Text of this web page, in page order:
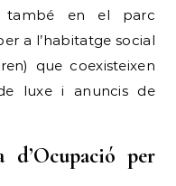
també en el parc
a l’habitatge social
que coexisteixen
luxe i anuncis de
d’Ocupació per